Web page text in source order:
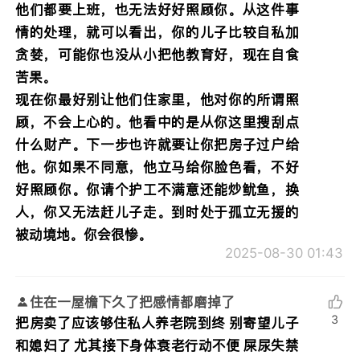
他们都要上班，也无法好好照顾你。从这件事
情的处理，就可以看出，你的儿子比较自私加
贪婪，可能你也没从小把他教育好，现在自食
苦果。
现在你最好别让他们住家里，他对你的所谓照
顾，不会上心的。他看中的是从你这里搜刮点
什么财产。下一步也许就要让你把房子过户给
他。你如果不同意，他立马给你脸色看，不好
好照顾你。你请个护工不满意还能炒鱿鱼，换
人，你又无法赶儿子走。到时处于孤立无援的
被动境地。你会很惨。
2025-08-30 01:43
住在一屋檐下久了把感情都磨掉了
把房卖了应该够住私人养老院到终 别寄望儿子
和媳妇了 尤其接下身体衰老行动不便 屎尿失禁
3